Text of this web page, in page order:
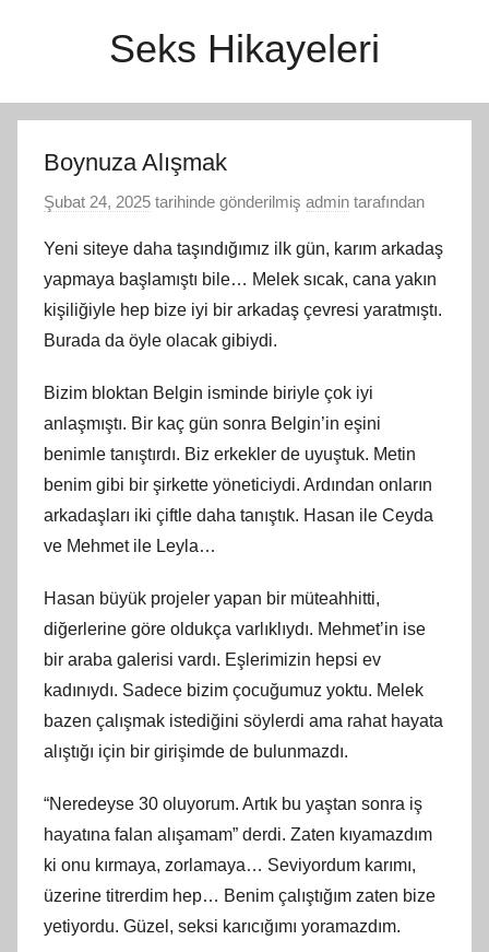
Seks Hikayeleri
Boynuza Alışmak
Şubat 24, 2025 tarihinde gönderilmiş admin tarafından
Yeni siteye daha taşındığımız ilk gün, karım arkadaş
yapmaya başlamıştı bile… Melek sıcak, cana yakın
kişiliğiyle hep bize iyi bir arkadaş çevresi yaratmıştı.
Burada da öyle olacak gibiydi.
Bizim bloktan Belgin isminde biriyle çok iyi
anlaşmıştı. Bir kaç gün sonra Belgin’in eşini
benimle tanıştırdı. Biz erkekler de uyuştuk. Metin
benim gibi bir şirkette yöneticiydi. Ardından onların
arkadaşları iki çiftle daha tanıştık. Hasan ile Ceyda
ve Mehmet ile Leyla…
Hasan büyük projeler yapan bir müteahhitti,
diğerlerine göre oldukça varlıklıydı. Mehmet’in ise
bir araba galerisi vardı. Eşlerimizin hepsi ev
kadınıydı. Sadece bizim çocuğumuz yoktu. Melek
bazen çalışmak istediğini söylerdi ama rahat hayata
alıştığı için bir girişimde de bulunmazdı.
“Neredeyse 30 oluyorum. Artık bu yaştan sonra iş
hayatına falan alışamam” derdi. Zaten kıyamazdım
ki onu kırmaya, zorlamaya… Seviyordum karımı,
üzerine titrerdim hep… Benim çalıştığım zaten bize
yetiyordu. Güzel, seksi karıcığımı yoramazdım.